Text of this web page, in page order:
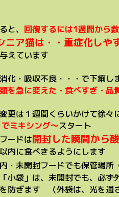
と、 回復するには1週間から
ニア猫は・・重症化しや
えています
消化・吸収不良・・・で下痢し
を急に変えた・食べすぎ・
は１週間くらいかけて徐々
ミキシング～スタート
ードは開封した瞬間から
食べきるようにします
未開封フードでも保管場所
小袋」は、未開封でも、必ず
防ぎます （外袋は、光を通